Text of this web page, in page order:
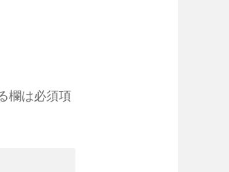
欄は必須項